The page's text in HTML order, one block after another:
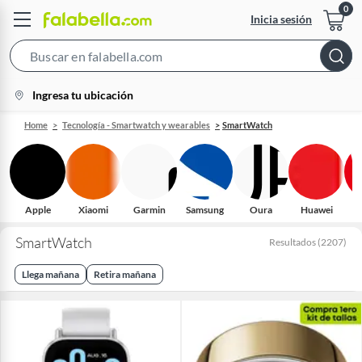
Inicia sesión
Bar
location-
icon
Ingresa tu ubicación
Home Tecnología - Smartwatch y wearables SmartWatch
Apple Xiaomi Garmin Samsung Oura Huawei
SmartWatch Resultados (2207)
Llega mañana Retira mañana